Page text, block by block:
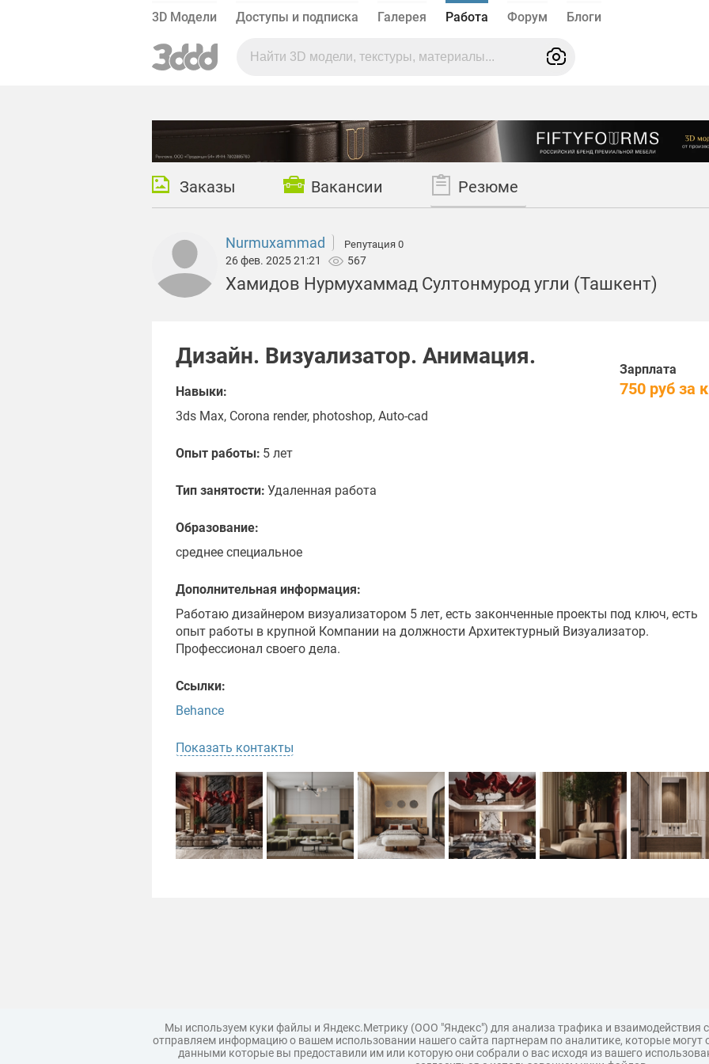
3D Модели Доступы и подписка Галерея Работа Форум Блоги
Заказы Вакансии Резюме
Nurmuxammad Репутация 0
26 фев. 2025 21:21 567
Хамидов Нурмухаммад Султонмурод угли (Ташкент)
Зарплата
750 руб за
Дизайн. Визуализатор. Анимация.
Навыки:
3ds Max, Corona render, photoshop, Auto-cad
Опыт работы: 5 лет
Тип занятости: Удаленная работа
Образование:
среднее специальное
Дополнительная информация:
Работаю дизайнером визуализатором 5 лет, есть законченные проекты под ключ, есть
опыт работы в крупной Компании на должности Архитектурный Визуализатор.
Профессионал своего дела.
Ссылки:
Behance
Показать контакты
Мы используем куки файлы и Яндекс.Метрику (ООО "Яндекс") для анализа трафика и
отправляем информацию о вашем использовании нашего сайта партнерам по аналитике, которые
данными которые вы предоставили им или которую они собрали о вас исходя из вашего